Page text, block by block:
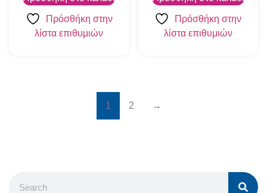
Πρόσθήκη στην
λίστα επιθυμιών
Πρόσθήκη στην
λίστα επιθυμιών
1 2 →